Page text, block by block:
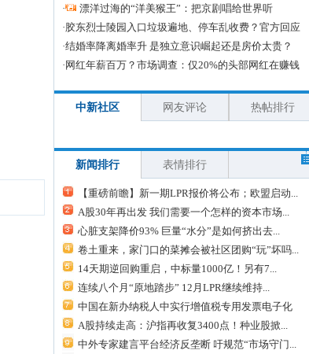
·
漂洋过海的“洋美猴王”：把京剧唱给世界听
·胶东烈士陵园入口垃圾遍地、停车乱收费？官方回应
·结婚率降离婚率升 是独立意识崛起还是房价太贵？
· 网红年薪百万？市场调查：仅20%的头部网红在赚钱
中新社区 网友评论 热帖排行
新闻排行 表情排行
【重磅前瞻】新一期LPR报价将公布；欧盟启动...
A股30年再出发 我们需要一个怎样的资本市场...
心脏支架降价93% 巨量“水分”是如何挤出去...
卷土重来，家门口的菜摊会被社区团购“玩”坏吗...
14天期逆回购重启，中标量1000亿！另有7...
连续八个月“原地踏步” 12月LPR继续维持...
中国在新办纳税人中实行增值税专用发票电子化
A股持续走高：沪指再收复3400点！种业股掀...
中外专家建言平台经济反垄断 吁规范“市场守门...